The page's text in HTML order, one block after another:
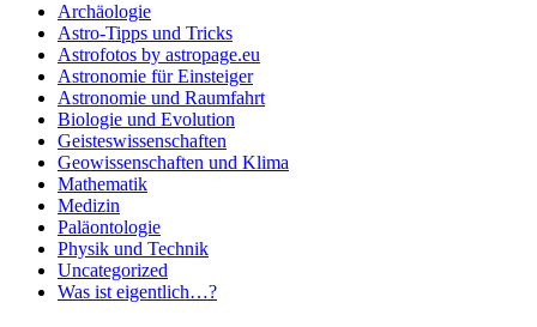
Archäologie
Astro-Tipps und Tricks
Astrofotos by astropage.eu
Astronomie für Einsteiger
Astronomie und Raumfahrt
Biologie und Evolution
Geisteswissenschaften
Geowissenschaften und Klima
Mathematik
Medizin
Paläontologie
Physik und Technik
Uncategorized
Was ist eigentlich…?